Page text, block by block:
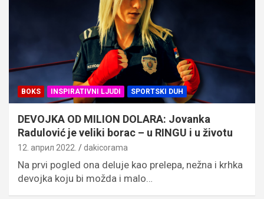
BOKS INSPIRATIVNI LJUDI SPORTSKI DUH
DEVOJKA OD MILION DOLARA: Jovanka
Radulović je veliki borac – u RINGU i u životu
12. април 2022. dakicorama
Na prvi pogled ona deluje kao prelepa, nežna i krhka
devojka koju bi možda i malo…